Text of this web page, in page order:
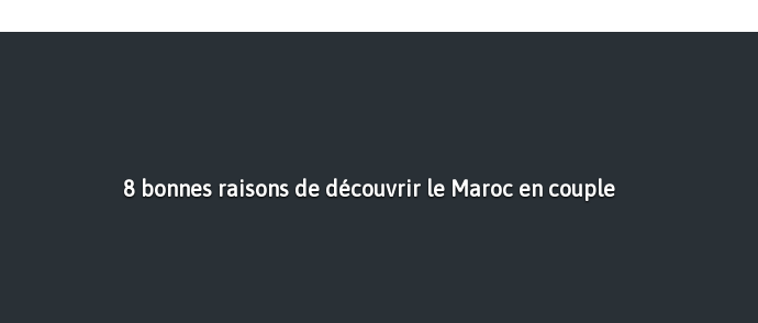
8 bonnes raisons de découvrir le Maroc en couple